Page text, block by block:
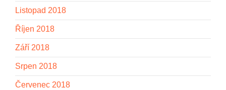
Listopad 2018
Říjen 2018
Září 2018
Srpen 2018
Červenec 2018